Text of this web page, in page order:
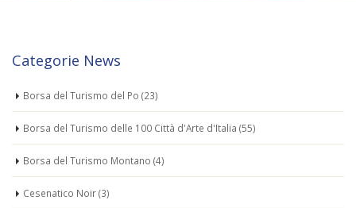
Categorie News
Borsa del Turismo del Po (23)
Borsa del Turismo delle 100 Città d'Arte d'Italia (55)
Borsa del Turismo Montano (4)
Cesenatico Noir(3)